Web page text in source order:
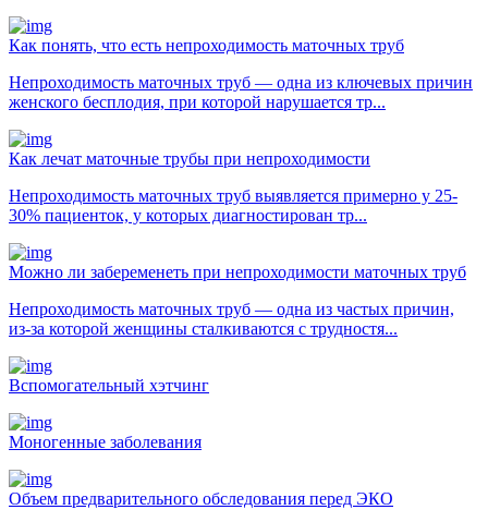
Как понять, что есть непроходимость маточных труб
Непроходимость маточных труб — одна из ключевых причин
женского бесплодия, при которой нарушается тр...
Как лечат маточные трубы при непроходимости
Непроходимость маточных труб выявляется примерно у 25-
30% пациенток, у которых диагностирован тр...
Можно ли забеременеть при непроходимости маточных труб
Непроходимость маточных труб — одна из частых причин,
из-за которой женщины сталкиваются с трудностя...
Вспомогательный хэтчинг
Моногенные заболевания
Объем предварительного обследования перед ЭКО